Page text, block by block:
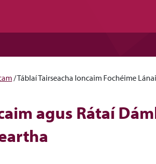
/Táblaí Tairseacha Ioncaim Fochéime
agus Rátaí